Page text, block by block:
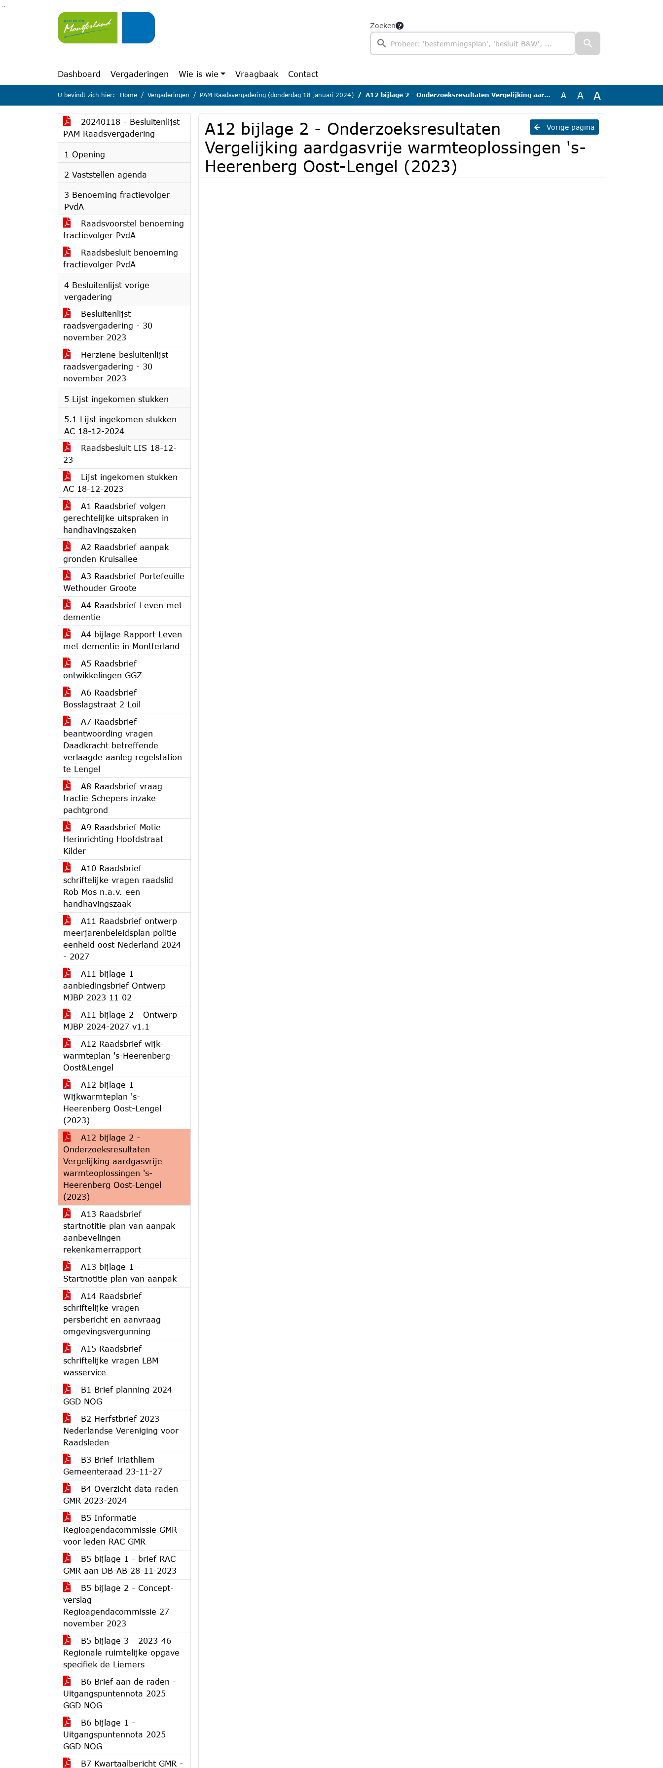
Ga naar de inhoud van deze pagina
Ga naar het zoeken
Ga naar het menu
Zoeken
Dashboard Vergaderingen Wie is wie Vraagbaak Contact
U bevindt zich hier: Home Vergaderingen PAM Raadsvergadering (donderdag 18 januari 2024) A12 bijlage 2 - Onderzoeksresultaten Vergelijking aardgasvrije warmteoplossingen 's-Heerenberg Oost-Lengel (2023) A A A
20240118 - Besluitenlijst
PAM Raadsvergadering
1 Opening
2 Vaststellen agenda
3 Benoeming fractievolger
PvdA
Raadsvoorstel benoeming
fractievolger PvdA
Raadsbesluit benoeming
fractievolger PvdA
4 Besluitenlijst vorige
vergadering
Besluitenlijst
raadsvergadering - 30
november 2023
Herziene besluitenlijst
raadsvergadering - 30
november 2023
5 Lijst ingekomen stukken
5.1 Lijst ingekomen stukken
AC 18-12-2024
Raadsbesluit LIS 18-12-
23
Lijst ingekomen stukken
AC 18-12-2023
A1 Raadsbrief volgen
gerechtelijke uitspraken in
handhavingszaken
A2 Raadsbrief aanpak
gronden Kruisallee
A3 Raadsbrief Portefeuille
Wethouder Groote
A4 Raadsbrief Leven met
dementie
A4 bijlage Rapport Leven
met dementie in Montferland
A5 Raadsbrief
ontwikkelingen GGZ
A6 Raadsbrief
Bosslagstraat 2 Loil
A7 Raadsbrief
beantwoording vragen
Daadkracht betreffende
verlaagde aanleg regelstation
te Lengel
A8 Raadsbrief vraag
fractie Schepers inzake
pachtgrond
A9 Raadsbrief Motie
Herinrichting Hoofdstraat
Kilder
A10 Raadsbrief
schriftelijke vragen raadslid
Rob Mos n.a.v. een
handhavingszaak
A11 Raadsbrief ontwerp
meerjarenbeleidsplan politie
eenheid oost Nederland 2024
- 2027
A11 bijlage 1 -
aanbiedingsbrief Ontwerp
MJBP 2023 11 02
A11 bijlage 2 - Ontwerp
MJBP 2024-2027 v1.1
A12 Raadsbrief wijk-
warmteplan 's-Heerenberg-
Oost&Lengel
A12 bijlage 1 -
Wijkwarmteplan 's-
Heerenberg Oost-Lengel
(2023)
A12 bijlage 2 -
Onderzoeksresultaten
Vergelijking aardgasvrije
warmteoplossingen 's-
Heerenberg Oost-Lengel
(2023)
A13 Raadsbrief
startnotitie plan van aanpak
aanbevelingen
rekenkamerrapport
A13 bijlage 1 -
Startnotitie plan van aanpak
A14 Raadsbrief
schriftelijke vragen
persbericht en aanvraag
omgevingsvergunning
A15 Raadsbrief
schriftelijke vragen LBM
wasservice
B1 Brief planning 2024
GGD NOG
B2 Herfstbrief 2023 -
Nederlandse Vereniging voor
Raadsleden
B3 Brief Triathliem
Gemeenteraad 23-11-27
B4 Overzicht data raden
GMR 2023-2024
B5 Informatie
Regioagendacommissie GMR
voor leden RAC GMR
B5 bijlage 1 - brief RAC
GMR aan DB-AB 28-11-2023
B5 bijlage 2 - Concept-
verslag -
Regioagendacommissie 27
november 2023
B5 bijlage 3 - 2023-46
Regionale ruimtelijke opgave
specifiek de Liemers
B6 Brief aan de raden -
Uitgangspuntennota 2025
GGD NOG
B6 bijlage 1 -
Uitgangspuntennota 2025
GGD NOG
B7 Kwartaalbericht GMR -
Vorige pagina
A12 bijlage 2 - Onderzoeksresultaten
Vergelijking aardgasvrije warmteoplossingen 's-
Heerenberg Oost-Lengel (2023)